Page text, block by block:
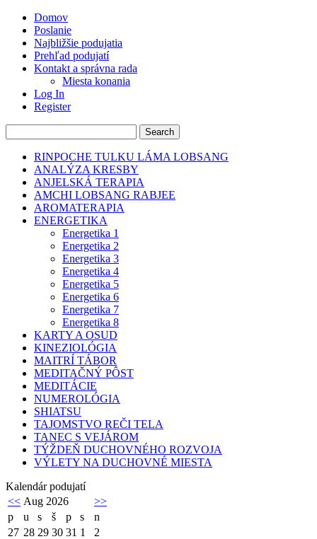
Domov
Poslanie
Najbližšie podujatia
Prehľad podujatí
Kontakt a správna rada
Miesta konania
Log In
Register
RINPOCHE TULKU LÁMA LOBSANG
ANALÝZA KRESBY
ANJELSKÁ TERAPIA
AMCHI LOBSANG RABJEE
AROMATERAPIA
ENERGETIKA
Energetika 1
Energetika 2
Energetika 3
Energetika 4
Energetika 5
Energetika 6
Energetika 7
Energetika 8
KARTY A OSUD
KINEZIOLÓGIA
MAITRÍ TÁBOR
MEDITAČNÝ PÔST
MEDITÁCIE
NUMEROLÓGIA
SHIATSU
TAJOMSTVO REČI TELA
TANEC S VEJÁROM
TÝŽDEŇ DUCHOVNÉHO ROZVOJA
VÝLETY NA DUCHOVNÉ MIESTA
Kalendár podujatí
<< Aug 2026
>>
p
u s š p s
n
27 28 29 30 31 1
2